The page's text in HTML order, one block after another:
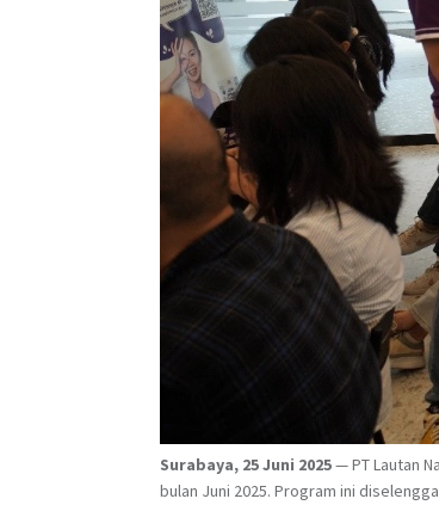
Surabaya, 25 Juni 2025— PT Lautan
bulan Juni 2025. Program ini